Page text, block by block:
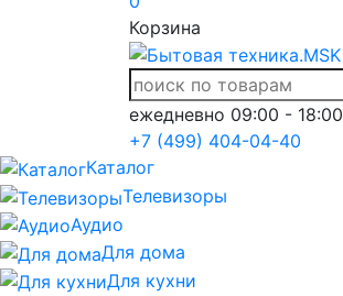
Корзина
ежедневно 09:00 - 18:00
+7 (499) 404-04-40
Каталог
Телевизоры
Аудио
Для дома
Для кухни